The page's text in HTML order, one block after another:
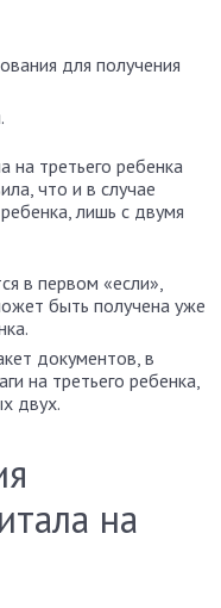
для получения
на третьего ребенка
что и в случае
лишь с двумя
в первом «если»,
быть получена уже
документов, в
на третьего ребенка,
двух.
на